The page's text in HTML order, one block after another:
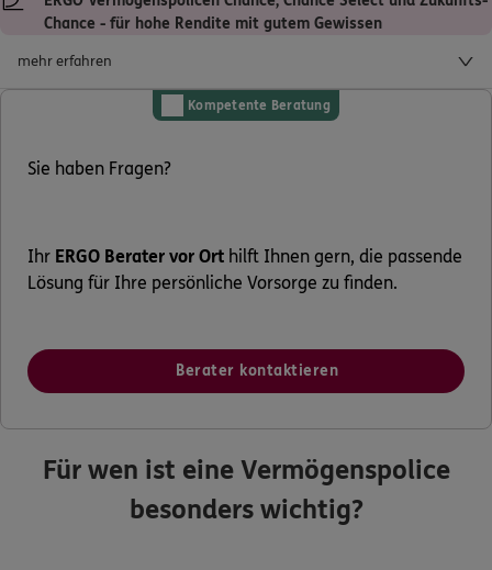
Chance - für hohe Rendite mit gutem Gewissen
mehr erfahren
Kompetente Beratung
Sie haben Fragen?
Ihr ERGO Berater vor Ort hilft Ihnen gern, die passende
Lösung für Ihre persönliche Vorsorge zu finden.
Berater kontaktieren
Für wen ist eine Vermögenspolice
besonders wichtig?